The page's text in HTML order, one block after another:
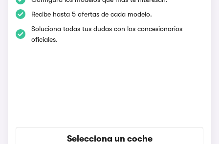
Recibe hasta 5 ofertas de cada modelo.
Soluciona todas tus dudas con los concesionarios
oficiales.
Selecciona un coche